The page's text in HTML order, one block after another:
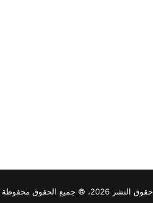
حقوق النشر 2026، © جميع الحقوق محفوظة |